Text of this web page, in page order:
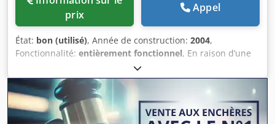
prix
Appel
État: bon (utilisé), Année de construction: 2004,
Fonctionnalité: entièrement fonctionnel, En raison d’une
liquidation judiciaire, une scie circulaire à format
entièrement fonctionnelle est proposée à la vente.
Altendorf WA 80 Année de fabrication : 2004 Inclinable
jusqu’à 45° par moteur Réglage en hauteur par moteur
Avec dispositif de précoupe Diamètre maximal de la lame